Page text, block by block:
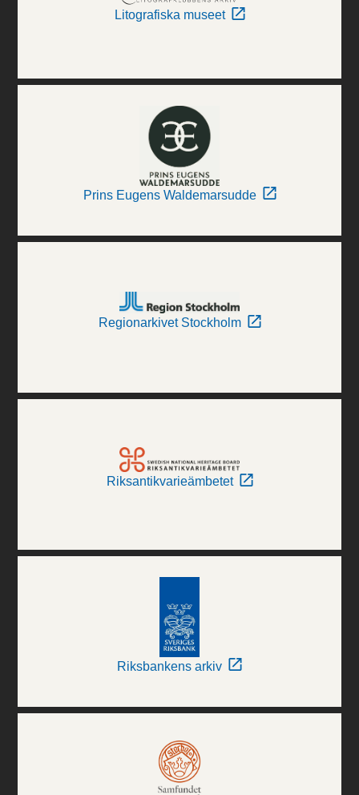
Litografiska museet
Prins Eugens Waldemarsudde
Regionarkivet Stockholm
Riksantikvarieämbetet
Riksbankens arkiv